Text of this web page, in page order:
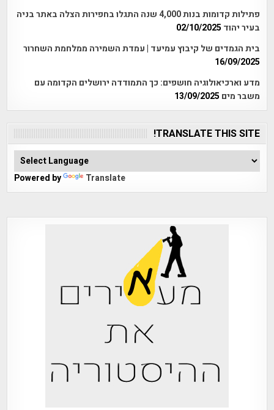
פתילות קדומות בנות 4,000 שנה התגלו בחפירות הצלה באתר בניה
בעיר יהוד 02/10/2025
בית הגמדים של קיבוץ עמיעד | עמדת השמירה ממלחמת השחרור
16/09/2025
מדע וארכיאולוגיה חושפים: כך התמודדה ירושלים הקדומה עם
משבר מים 13/09/2025
TRANSLATE THIS SITE!
Powered by Translate